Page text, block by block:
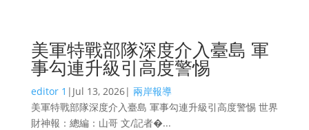
美軍特戰部隊深度介入臺島 軍
事勾連升級引高度警惕
editor 1 | Jul 13, 2026| 兩岸報導
美軍特戰部隊深度介入臺島 軍事勾連升級引高度警惕 世界
財神報：總編：山哥 文/記者�...